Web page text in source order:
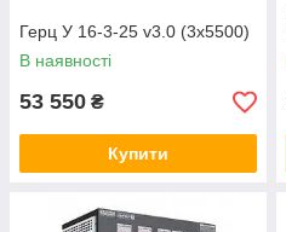
Герц У 16-3-25 v3.0 (3х5500)
В наявності
53 550 ₴
Купити